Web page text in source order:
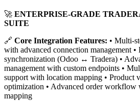
🚀 ENTERPRISE-GRADE
SUITE
🔗 Core Integration Features: • Multi-
with advanced connection management
synchronization (Odoo ↔ Tradera) •
management with custom endpoints •
support with location mapping • Product
optimization • Advanced order workflow
mapping